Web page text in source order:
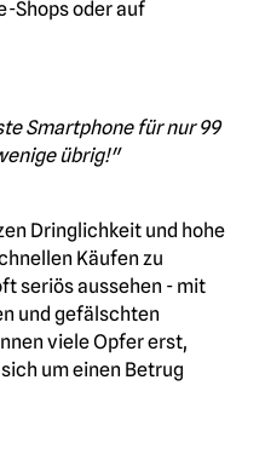
Shops oder auf
Smartphone für nur 99
übrig!"
Dringlichkeit und hohe
Käufen zu
seriös aussehen - mit
und gefälschten
viele Opfer erst,
um einen Betrug